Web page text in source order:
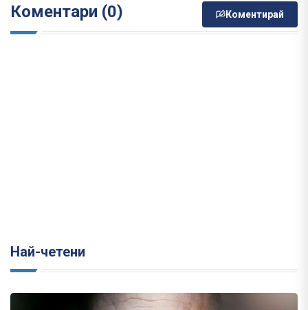
Коментари (0) Коментирай
Най-четени